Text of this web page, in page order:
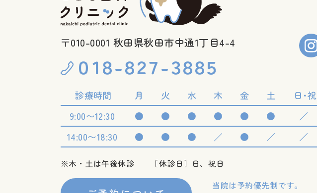
〒010-0001 秋田県秋田市中通1丁目4-4
０１８-８２７-３８８５
診療時間 月 火 水 木 金 土
日･祝
9:00〜12:30
● ● ● ● ● ●
／
14:00〜18:30
● ● ● ／ ● ／ ／
※木・土は午後休診 ［休診日］日、祝日
当院は予約優先制です。